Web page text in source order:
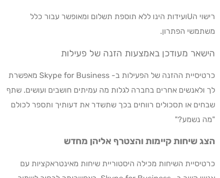
רישוי הUועידות הינו ללא תוספת תשלום ומאופשר עבור כלל
משתמשי הפתרון.
הישאר מעודכן באמצעות הזנה של פעילות
כרטיסיית ההזנה של הפעילות ב- Skype for Business מאפשרת
לך ולאנשים אחרים בחברה לגלות מה עמיתים חושבים ועושים. שתף
שבחים או תסכולים רווחים בכך שתשדר את דעותיך ותספר לכולם
"מה נשמע?"
הצג שיחות קיימות והצטרף אליהן מחדש
כרטיסיית השיחות מכילה היסטוריית שיחות מאינטראקציות עם